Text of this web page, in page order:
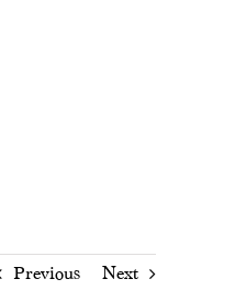
Previous Next